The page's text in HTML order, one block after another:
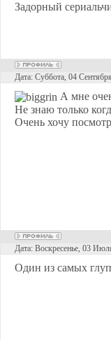
Задорный
Дата: Суббота, 04
А мне
Не знаю только
Очень хочу
Дата: Воскресенье, 03
Один из самых